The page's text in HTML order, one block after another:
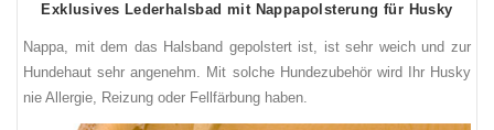
Exklusives Lederhalsbad mit Nappapolsterung für Husky
Nappa, mit dem das Halsband gepolstert ist , ist sehr weich und zur
Hundehaut sehr angenehm. Mit solche Hundezubehör wird Ihr Husky
nie Allergie, Reizung oder Fellfärbung haben.